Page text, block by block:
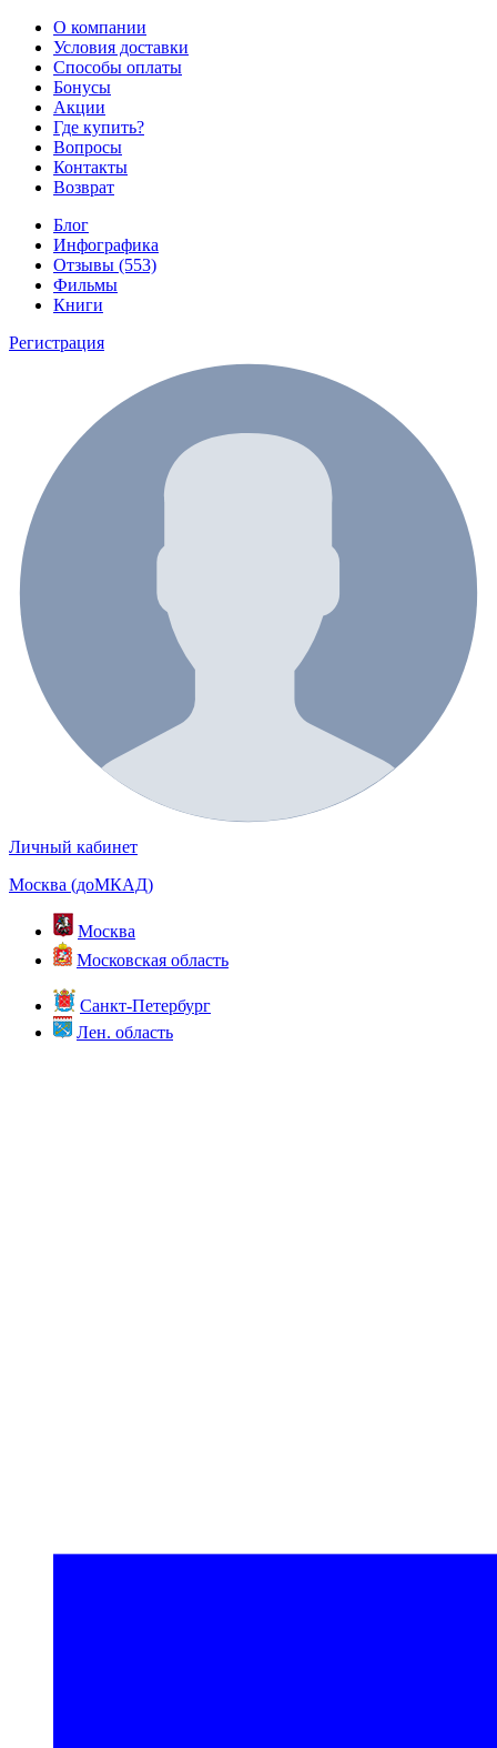
О компании
Условия доставки
Способы оплаты
Бонусы
Акции
Где купить?
Вопросы
Контакты
Возврат
Блог
Инфографика
Отзывы (553)
Фильмы
Книги
Регистрация
Личный кабинет
Москва (доМКАД)
Москва
Московская область
Санкт-Петербург
Лен. область